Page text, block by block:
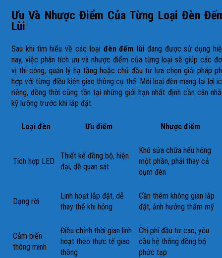
Ưu Và Nhược Điểm Của Từng Loại Đèn
Lùi
Sau khi tìm hiểu về các loại đèn đếm lùi đang được sử dụng
nay, việc phân tích ưu và nhược điểm của từng loại sẽ giúp các
vị thi công, quản lý hạ tầng hoặc chủ đầu tư lựa chọn giải pháp
hợp với từng điều kiện giao thông cụ thể. Mỗi loại đèn mang lại lợi
riêng, đồng thời cũng tồn tại những giới hạn nhất định cần cân
kỹ lưỡng trước khi lắp đặt.
Loại đèn Ưu điểm Nhược điểm
Tích hợp LED
Thiết kế đồng bộ, hiện
đại, dễ quan sát
Khó sửa chữa nếu hỏng
một phần, phải thay cả
cụm đèn
Dạng rời
Linh hoạt lắp đặt, dễ
thay thế khi hỏng
Cần thêm không gian lắp
đặt, ảnh hưởng thẩm mỹ
Cảm biến
thông minh
Điều chỉnh thời gian linh
hoạt theo thực tế giao
thông
Chi phí đầu tư cao, yêu
cầu hệ thống đồng bộ
phức tạp